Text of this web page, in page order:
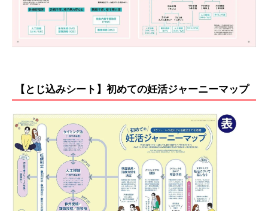
【とじ込みシート】初めての妊活ジャーニーマップ